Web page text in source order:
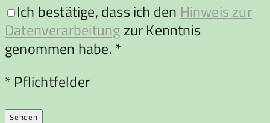
Ich bestätige, dass ich den Hinweis zur
Datenverarbeitungzur Kenntnis
genommen habe. *
Bitte lasse dieses Feld leer.
* Pflichtfelder